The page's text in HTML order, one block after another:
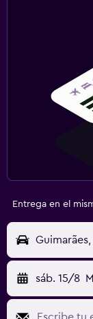
Entrega en el
sáb. 15/8